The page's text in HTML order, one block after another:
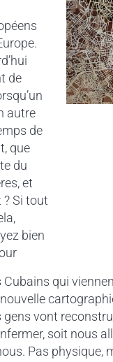
de
autre
de
que
du
et
? Si tout
bien
qui
vont
soit nous
Pas physique,